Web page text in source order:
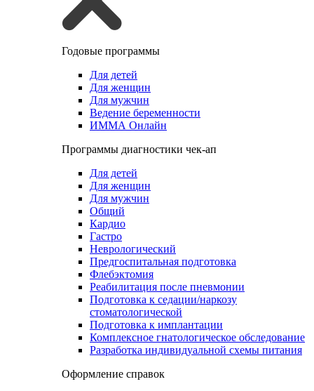
Годовые программы
Для детей
Для женщин
Для мужчин
Ведение беременности
ИММА Онлайн
Программы диагностики чек-ап
Для детей
Для женщин
Для мужчин
Общий
Кардио
Гастро
Неврологический
Предгоспитальная подготовка
Флебэктомия
Реабилитация после пневмонии
Подготовка к седации/наркозу
стоматологической
Подготовка к имплантации
Комплексное гнатологическое обследование
Разработка индивидуальной схемы питания
Оформление справок